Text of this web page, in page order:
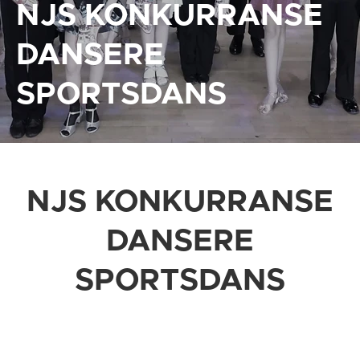
NJS KONKURRANSE
DANSERE
SPORTSDANS
NJS KONKURRANSE
DANSERE
SPORTSDANS